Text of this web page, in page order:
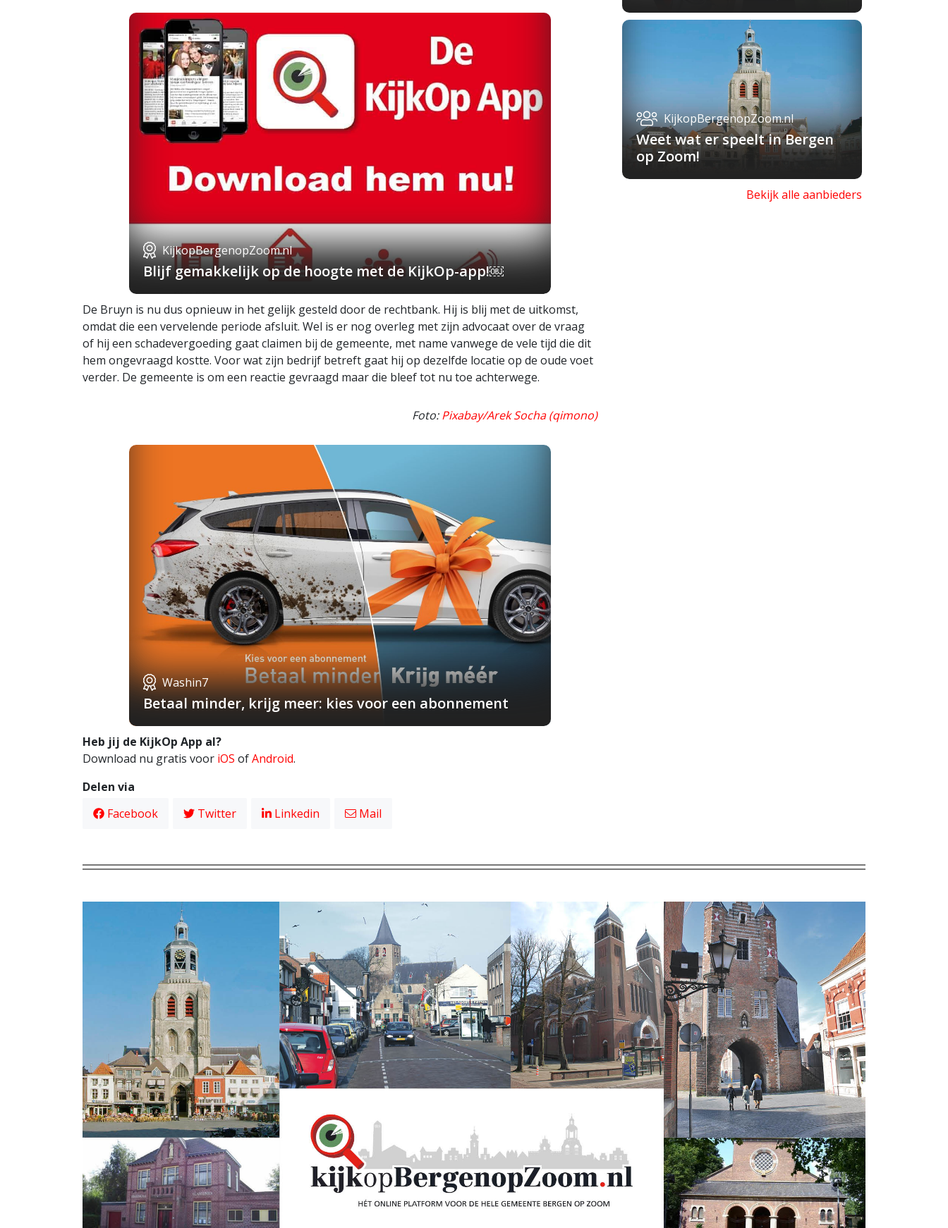
KijkopBergenopZoom.nl
Blijf gemakkelijk op de hoogte met de KijkOp-app!￼
De Bruyn is nu dus opnieuw in het gelijk gesteld door de rechtbank. Hij is blij met de uitkomst,
omdat die een vervelende periode afsluit. Wel is er nog overleg met zijn advocaat over de vraag
of hij een schadevergoeding gaat claimen bij de gemeente, met name vanwege de vele tijd die dit
hem ongevraagd kostte. Voor wat zijn bedrijf betreft gaat hij op dezelfde locatie op de oude voet
verder. De gemeente is om een reactie gevraagd maar die bleef tot nu toe achterwege.
Foto:Pixabay/Arek Socha (qimono)
Washin7
Betaal minder, krijg meer: kies voor een abonnement
Heb jij de KijkOp App al?
Download nu gratis voor iOS ofAndroid.
Delen via
Facebook
Twitter Linkedin Mail
KijkopBergenopZoom.nl
Weet wat er speelt in Bergen
op Zoom!
Bekijk alle aanbieders